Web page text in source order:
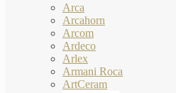
Arca
Arcahorn
Arcom
Ardeco
Arlex
Armani Roca
ArtCeram